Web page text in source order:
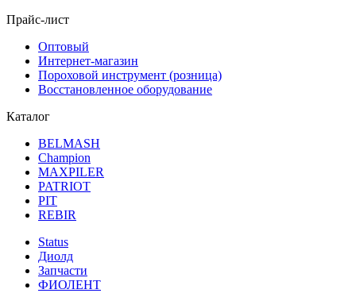
Прайс-лист
Оптовый
Интернет-магазин
Пороховой инструмент (розница)
Восстановленное оборудование
Каталог
BELMASH
Champion
MAXPILER
PATRIOT
PIT
REBIR
Status
Диолд
Запчасти
ФИОЛЕНТ